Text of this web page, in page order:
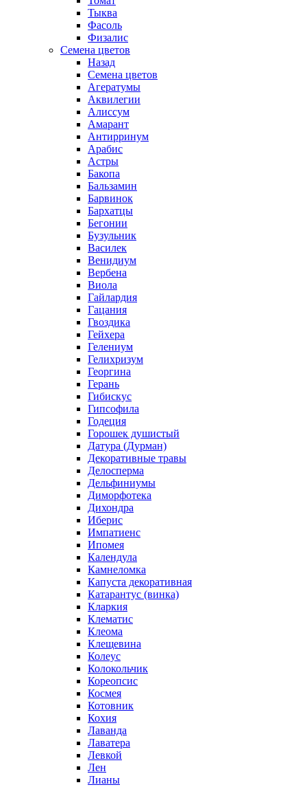
Тыква
Фасоль
Физалис
Семена цветов
Назад
Семена цветов
Агератумы
Аквилегии
Алиссум
Амарант
Антирринум
Арабис
Астры
Бакопа
Бальзамин
Барвинок
Бархатцы
Бегонии
Бузульник
Василек
Венидиум
Вербена
Виола
Гайлардия
Гацания
Гвоздика
Гейхера
Гелениум
Гелихризум
Георгина
Герань
Гибискус
Гипсофила
Годеция
Горошек душистый
Датура (Дурман)
Декоративные травы
Делосперма
Дельфиниумы
Диморфотека
Дихондра
Иберис
Импатиенс
Ипомея
Календула
Камнеломка
Капуста декоративная
Катарантус (винка)
Кларкия
Клематис
Клеома
Клещевина
Колеус
Колокольчик
Кореопсис
Космея
Котовник
Кохия
Лаванда
Лаватера
Левкой
Лен
Лианы